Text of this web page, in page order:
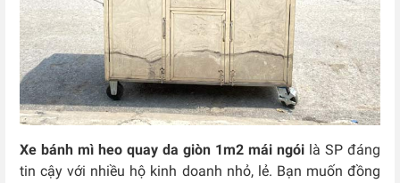
Xe bánh mì heo quay da giòn 1m2 mái ngói là SP đáng
tin cậy với nhiều hộ kinh doanh nhỏ, lẻ. Bạn muốn đồng